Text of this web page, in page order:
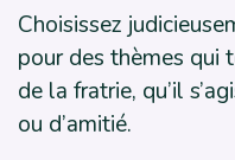
Choisissez
pour des thèmes qui
de la fratrie, qu’il
ou d’amitié.